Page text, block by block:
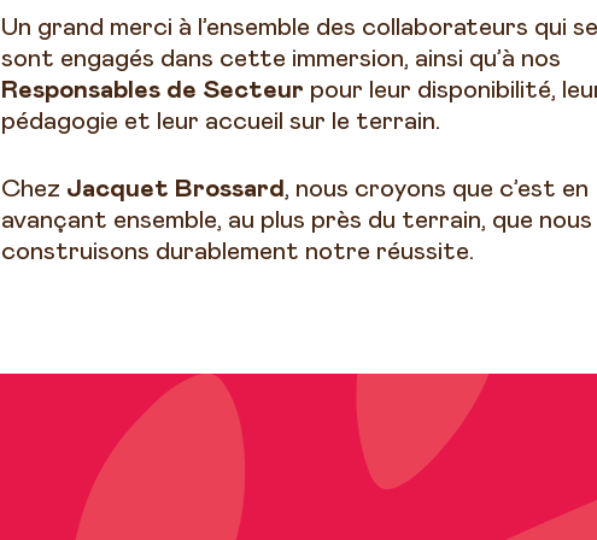
Un grand merci à l’ensemble des collaborateurs qui
sont engagés dans cette immersion, ainsi qu’à nos
Responsables de Secteur pour leur disponibilité,
pédagogie et leur accueil sur le terrain.
Chez Jacquet Brossard , nous croyons que c’est en
avançant ensemble, au plus près du terrain, que nous
construisons durablement notre réussite.